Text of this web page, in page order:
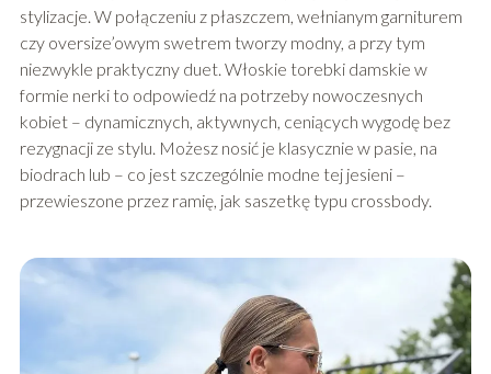
stylizacje. W połączeniu z płaszczem, wełnianym garniturem
czy oversize’owym swetrem tworzy modny, a przy tym
niezwykle praktyczny duet. Włoskie torebki damskie w
formie nerki to odpowiedź na potrzeby nowoczesnych
kobiet – dynamicznych, aktywnych, ceniących wygodę bez
rezygnacji ze stylu. Możesz nosić je klasycznie w pasie, na
biodrach lub – co jest szczególnie modne tej jesieni –
przewieszone przez ramię, jak saszetkę typu crossbody.